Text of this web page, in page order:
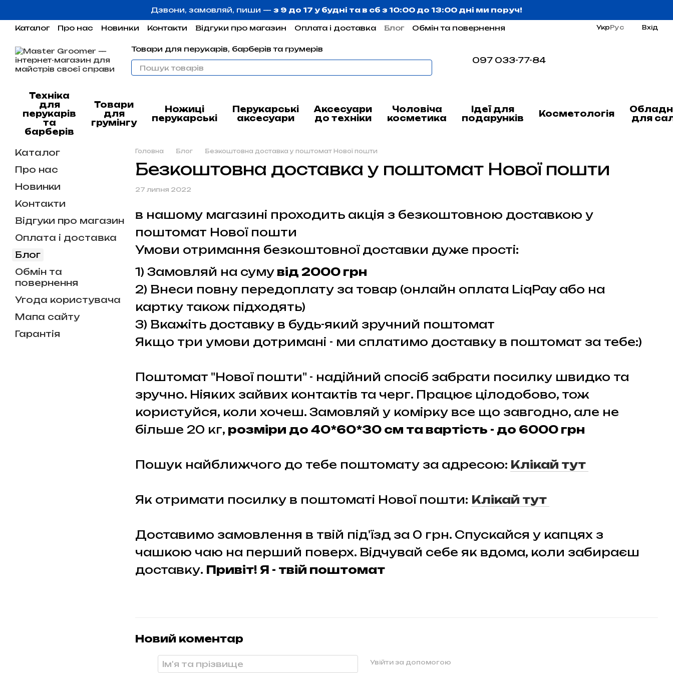
Дзвони, замовляй, пиши — з 9 до 17 у будні та в сб з 10:00 до 13:00 дні ми поруч!
Каталог Про нас Новинки Контакти Відгуки про магазин Оплата і доставка Блог
Обмін та повернення
УкрРус Вхід
Товари для перукарів, барберів та грумерів
097 033-77-84
Техніка
для
перукарів
та
барберів
Товари
для
грумінгу
Ножиці
перукарські
Перукарські
аксесуари
Аксесуари
до техніки
Чоловіча
косметика
Ідеї для
подарунків
Косметологія
для
Головна Блог Безкоштовна доставка у поштомат Нової пошти
Безкоштовна доставка у поштомат Нової пошти
27 липня 2022
в нашому магазині проходить акція з безкоштовною доставкою у
поштомат Нової пошти
Умови отримання безкоштовної доставки дуже прості:
1) Замовляй на сумувід 2000 грн
2) Внеси повну передоплату за товар (онлайн оплата LiqPay або на
картку також підходять)
3) Вкажіть доставку в будь-який зручний поштомат
Якщо три умови дотримані - ми сплатимо доставку в поштомат за тебе:)
Поштомат "Нової пошти" - надійний спосіб забрати посилку швидко та
зручно. Ніяких зайвих контактів та черг. Працює цілодобово, тож
користуйся, коли хочеш. Замовляй у комірку все що завгодно, але не
більше 20 кг, розміри до 40*60*30 см та вартість - до 6000 грн
Пошук найближчого до тебе поштомату за адресою: Клікай тут
Як отримати посилку в поштоматі Нової пошти: Клікай тут
Доставимо замовлення в твій під'їзд за 0 грн. Спускайся у капцях з
чашкою чаю на перший поверх. Відчувай себе як вдома, коли забираєш
доставку. Привіт! Я - твій поштомат
Новий коментар
Увійти за допомогою
Каталог
Про нас
Новинки
Контакти
Відгуки про магазин
Оплата і доставка
Блог
Обмін та
повернення
Угода користувача
Мапа сайту
Гарантія